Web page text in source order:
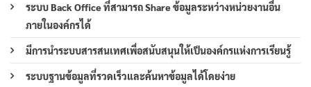
ระบบ Back Office ที่สามารถ Share ข้อมูลระหว่างหน่วยงานอื่น
ภายในองค์กรได้
มีการนำระบบสารสนเทศเพื่อสนับสนุนให้เป็นองค์กรแห่งการเรียนรู้
ระบบฐานข้อมูลที่รวดเร็วและค้นหาข้อมูลได้โดยง่าย